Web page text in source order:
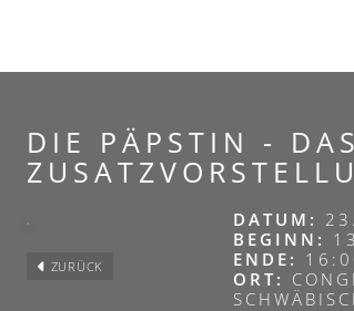
DIE PÄPSTIN -
ZURÜCK
DATUM:
BEGINN:
ENDE:
ORT: